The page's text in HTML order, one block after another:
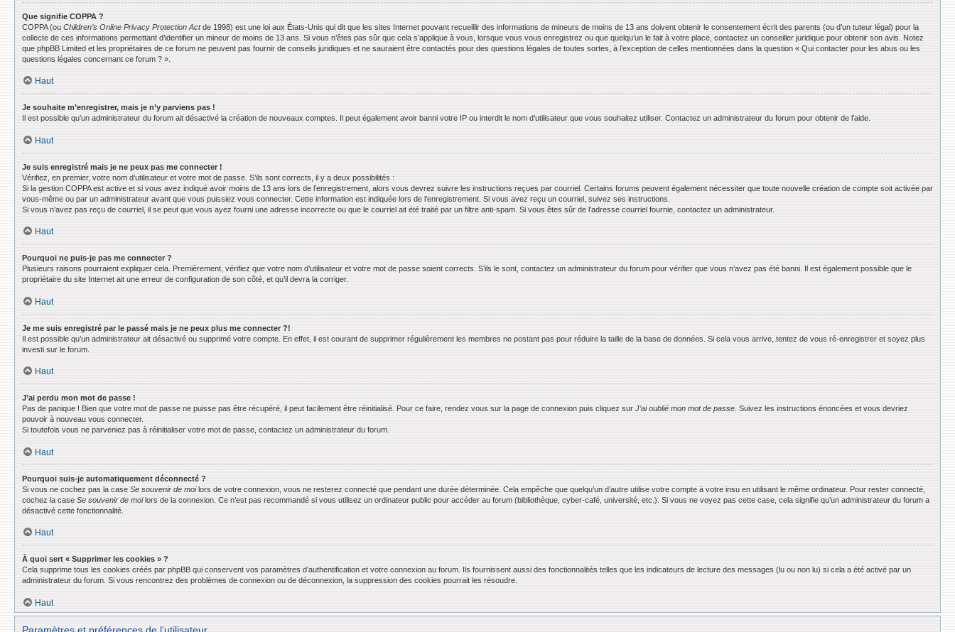
Que signifie COPPA ?
COPPA (ou Children’s Online Privacy Protection Actde 1998) est une loi aux États-Unis qui dit que les sites Internet pouvant recueillir des informations de mineurs de moins de 13 ans doivent obtenir le consentement écrit des parents (ou d’un tuteur légal) pour la
collecte de ces informations permettant d’identifier un mineur de moins de 13 ans. Si vous n’êtes pas sûr que cela s’applique à vous, lorsque vous vous enregistrez ou que quelqu’un le fait à votre place, contactez un conseiller juridique pour obtenir son avis. Notez
que phpBB Limited et les propriétaires de ce forum ne peuvent pas fournir de conseils juridiques et ne sauraient être contactés pour des questions légales de toutes sortes, à l’exception de celles mentionnées dans la question « Qui contacter pour les abus ou les
questions légales concernant ce forum ? ».
Haut
Je souhaite m’enregistrer, mais je n’y parviens pas !
Il est possible qu’un administrateur du forum ait désactivé la création de nouveaux comptes. Il peut également avoir banni votre IP ou interdit le nom d’utilisateur que vous souhaitez utiliser. Contactez un administrateur du forum pour obtenir de l’aide.
Haut
Je suis enregistré mais je ne peux pas me connecter !
Vérifiez, en premier, votre nom d’utilisateur et votre mot de passe. S’ils sont corrects, il y a deux possibilités :
Si la gestion COPPA est active et si vous avez indiqué avoir moins de 13 ans lors de l’enregistrement, alors vous devrez suivre les instructions reçues par courriel. Certains forums peuvent également nécessiter que toute nouvelle création de compte soit activée par
vous-même ou par un administrateur avant que vous puissiez vous connecter. Cette information est indiquée lors de l’enregistrement. Si vous avez reçu un courriel, suivez ses instructions.
Si vous n’avez pas reçu de courriel, il se peut que vous ayez fourni une adresse incorrecte ou que le courriel ait été traité par un filtre anti-spam. Si vous êtes sûr de l’adresse courriel fournie, contactez un administrateur.
Haut
Pourquoi ne puis-je pas me connecter ?
Plusieurs raisons pourraient expliquer cela. Premièrement, vérifiez que votre nom d’utilisateur et votre mot de passe soient corrects. S’ils le sont, contactez un administrateur du forum pour vérifier que vous n’avez pas été banni. Il est également possible que le
propriétaire du site Internet ait une erreur de configuration de son côté, et qu’il devra la corriger.
Haut
Je me suis enregistré par le passé mais je ne peux plus me connecter ?!
Il est possible qu’un administrateur ait désactivé ou supprimé votre compte. En effet, il est courant de supprimer régulièrement les membres ne postant pas pour réduire la taille de la base de données. Si cela vous arrive, tentez de vous ré-enregistrer et soyez plus
investi sur le forum.
Haut
J’ai perdu mon mot de passe !
Pas de panique ! Bien que votre mot de passe ne puisse pas être récupéré, il peut facilement être réinitialisé. Pour ce faire, rendez vous sur la page de connexion puis cliquez sur J’ai oublié mon mot de passe . Suivez les instructions énoncées et vous devriez
pouvoir à nouveau vous connecter.
Si toutefois vous ne parveniez pas à réinitialiser votre mot de passe, contactez un administrateur du forum.
Haut
Pourquoi suis-je automatiquement déconnecté ?
Si vous ne cochez pas la case Se souvenir de moilors de votre connexion, vous ne resterez connecté que pendant une durée déterminée. Cela empêche que quelqu’un d’autre utilise votre compte à votre insu en utilisant le même ordinateur. Pour rester connecté,
cochez la case Se souvenir de moilors de la connexion. Ce n’est pas recommandé si vous utilisez un ordinateur public pour accéder au forum (bibliothèque, cyber-café, université, etc.). Si vous ne voyez pas cette case, cela signifie qu’un administrateur du forum a
désactivé cette fonctionnalité.
Haut
À quoi sert « Supprimer les cookies » ?
Cela supprime tous les cookies créés par phpBB qui conservent vos paramètres d’authentification et votre connexion au forum. Ils fournissent aussi des fonctionnalités telles que les indicateurs de lecture des messages (lu ou non lu) si cela a été activé par un
administrateur du forum. Si vous rencontrez des problèmes de connexion ou de déconnexion, la suppression des cookies pourrait les résoudre.
Haut
Paramètres et préférences de l’utilisateur